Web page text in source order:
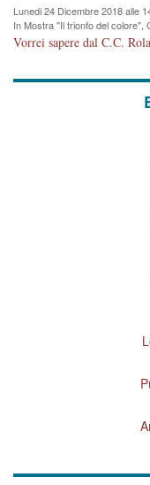
Lunedi 24 Dicembre 2018 alle
In Mostra "Il trionfo del colore",